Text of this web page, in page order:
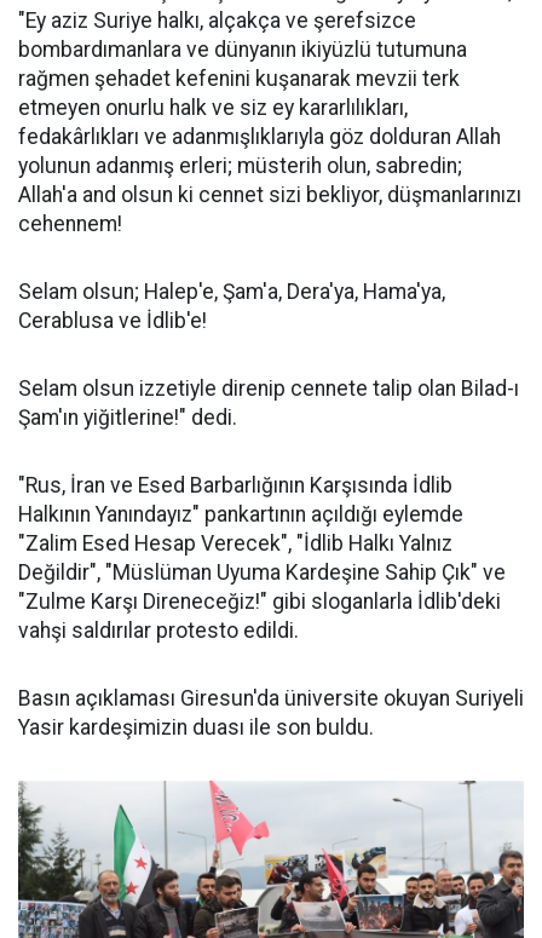
"Ey aziz Suriye halkı, alçakça ve şerefsizce
bombardımanlara ve dünyanın ikiyüzlü tutumuna
rağmen şehadet kefenini kuşanarak mevzii terk
etmeyen onurlu halk ve siz ey kararlılıkları,
fedakârlıkları ve adanmışlıklarıyla göz dolduran Allah
yolunun adanmış erleri; müsterih olun, sabredin;
Allah'a and olsun ki cennet sizi bekliyor, düşmanlarınızı
cehennem!
Selam olsun; Halep'e, Şam'a, Dera'ya, Hama'ya,
Cerablusa ve İdlib'e!
Selam olsun izzetiyle direnip cennete talip olan Bilad-ı
Şam'ın yiğitlerine!" dedi.
"Rus, İran ve Esed Barbarlığının Karşısında İdlib
Halkının Yanındayız" pankartının açıldığı eylemde
"Zalim Esed Hesap Verecek", "İdlib Halkı Yalnız
Değildir", "Müslüman Uyuma Kardeşine Sahip Çık" ve
"Zulme Karşı Direneceğiz!" gibi sloganlarla İdlib'deki
vahşi saldırılar protesto edildi.
Basın açıklaması Giresun'da üniversite okuyan Suriyeli
Yasir kardeşimizin duası ile son buldu.